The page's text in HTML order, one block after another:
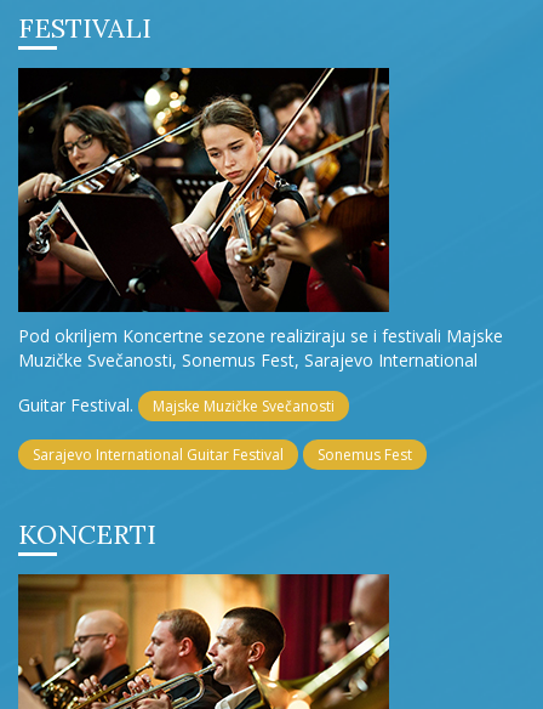
FESTIVALI
Pod okriljem Koncertne sezone realiziraju se i festivali Majske
Muzičke Svečanosti, Sonemus Fest, Sarajevo International
Guitar Festival.
Majske Muzičke Svečanosti
Sarajevo International Guitar Festival Sonemus Fest
KONCERTI